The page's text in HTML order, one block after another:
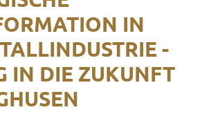
IN
-
IN DIE ZUKUNFT